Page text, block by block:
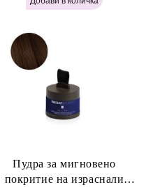
Powder - Light Brown H644
Пудра за мигновено
покритие на израснали